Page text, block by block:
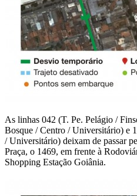
As linhas 042 (T. Pe. Pelágio /
Bosque / Centro / Universitário) e
/ Universitário) deixam de passar
Praça, o 1469, em frente à
Shopping Estação Goiânia.